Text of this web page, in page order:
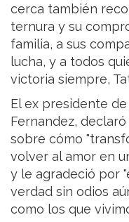
cerca también
ternura y su
familia, a sus
lucha, y a todos
victoria siempre,
El ex presidente
Fernandez,
sobre cómo
volver al amor en
y le agradeció por
verdad sin odios
como los que